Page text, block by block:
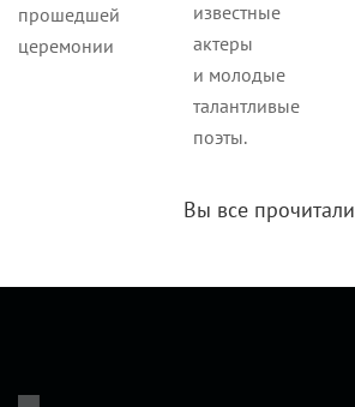
прошедшей
церемонии
известные
актеры
и молодые
талантливые
поэты.
Вы все прочитали